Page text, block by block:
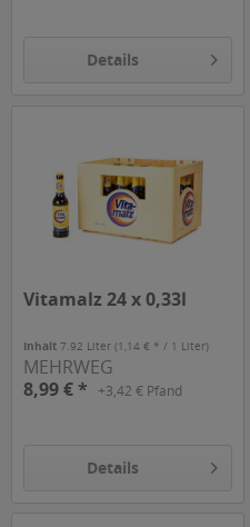
Details
Vitamalz 24 x 0,33l
Inhalt7.92 Liter(1,14 € * / 1 Liter)
MEHRWEG
8,99 € *
+3,42 € Pfand
Details